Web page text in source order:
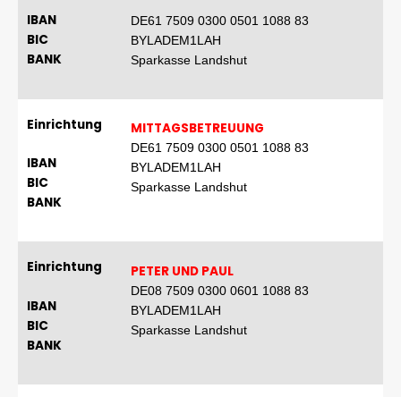
IBAN
BIC
BANK
DE61 7509 0300 0501 1088 83
BYLADEM1LAH
Sparkasse Landshut
Einrichtung
IBAN
BIC
BANK
MITTAGSBETREUUNG
DE61 7509 0300 0501 1088 83
BYLADEM1LAH
Sparkasse Landshut
Einrichtung
IBAN
BIC
BANK
PETER UND PAUL
DE08 7509 0300 0601 1088 83
BYLADEM1LAH
Sparkasse Landshut